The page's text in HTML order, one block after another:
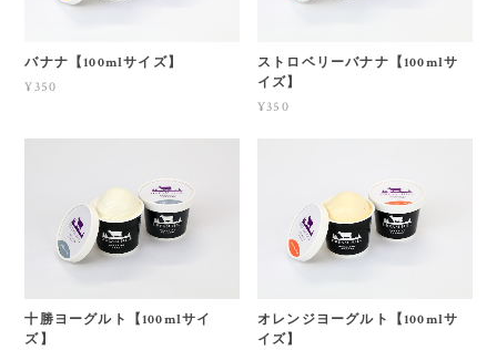
バナナ【100mlサイズ】
¥350
ストロベリーバナナ【100mlサ
イズ】
¥350
十勝ヨーグルト【100mlサイ
ズ】
オレンジヨーグルト【100mlサ
イズ】